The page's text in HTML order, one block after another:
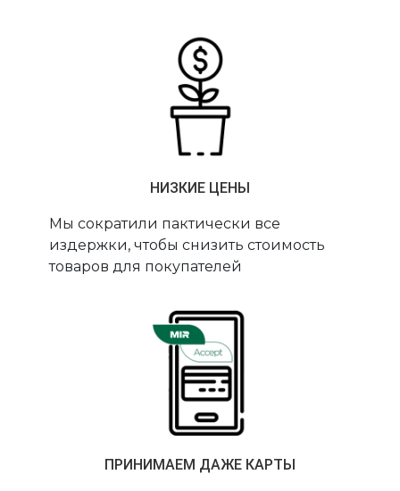
НИЗКИЕ ЦЕНЫ
Мы сократили пактически все
издержки, чтобы снизить стоимость
товаров для покупателей
ПРИНИМАЕМ ДАЖЕ КАРТЫ